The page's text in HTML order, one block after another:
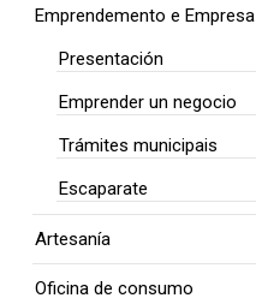
Emprendemento e Empresa
Presentación
Emprender un negocio
Trámites municipais
Escaparate
Artesanía
Oficina de consumo